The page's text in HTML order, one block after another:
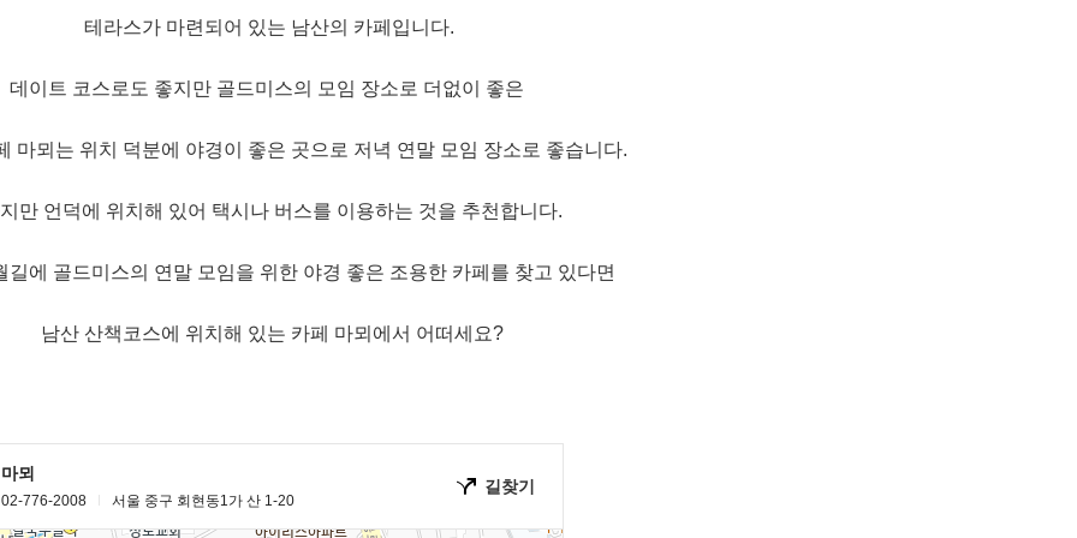
테라스가 마련되어 있는 남산의 카페입니다.
데이트 코스로도 좋지만 골드미스의 모임 장소로 더없이 좋은
마뫼는 위치 덕분에 야경이 좋은 곳으로 저녁 연말 모임 장소로 좋습니다.
만 언덕에 위치해 있어 택시나 버스를 이용하는 것을 추천합니다.
길에 골드미스의 연말 모임을 위한 야경 좋은 조용한 카페를 찾고 있다면
남산 산책코스에 위치해 있는 카페 마뫼에서 어떠세요?